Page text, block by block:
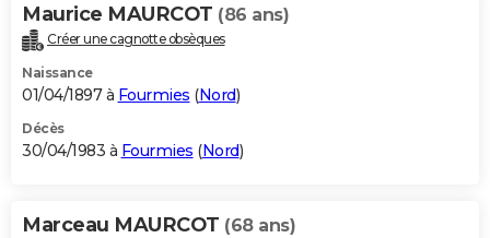
Maurice MAURCOT (86 ans)
Créer une cagnotte obsèques
Naissance
01/04/1897 à Fourmies (Nord)
Décès
30/04/1983 à Fourmies (Nord)
Marceau MAURCOT (68 ans)